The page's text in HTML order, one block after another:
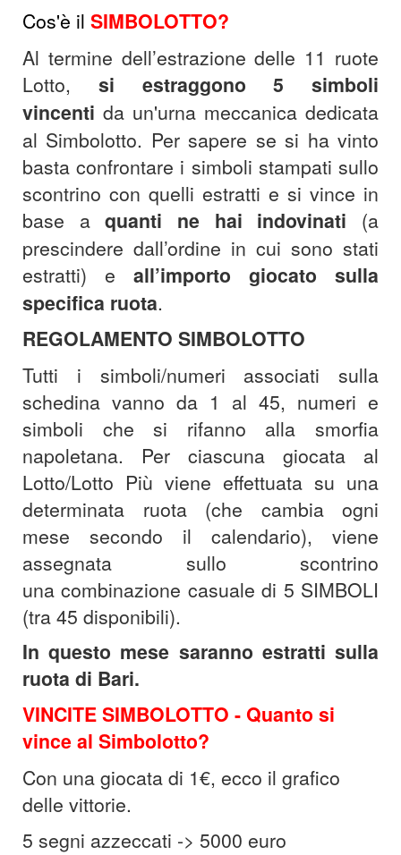
Cos'è il SIMBOLOTTO?
Al termine dell’estrazione delle 11 ruote
Lotto, si estraggono 5 simboli
vincenti da un'urna meccanica dedicata
al Simbolotto. Per sapere se si ha vinto
basta confrontare i simboli stampati sullo
scontrino con quelli estratti e si vince in
base aquanti ne hai indovinati (a
prescindere dall’ordine in cui sono stati
estratti) e all’importo giocato sulla
specifica ruota.
REGOLAMENTO SIMBOLOTTO
Tutti i simboli/numeri associati sulla
schedina vanno da 1 al 45, numeri e
simboli che si rifanno alla smorfia
napoletana. Per ciascuna giocata al
Lotto/Lotto Più viene effettuata su una
determinata ruota (che cambia ogni
mese secondo il calendario), viene
assegnata sullo scontrino
una combinazione casuale di 5 SIMBOLI
(tra 45 disponibili).
In questo mese saranno estratti sulla
ruota di Bari.
VINCITE SIMBOLOTTO - Quanto si
vince al Simbolotto?
Con una giocata di 1€, ecco il grafico
delle vittorie.
5 segni azzeccati -> 5000 euro